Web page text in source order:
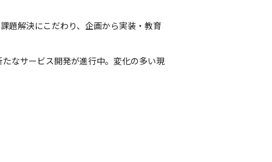
題解決にこだわり、企画から実装・教育
なサービス開発が進行中。変化の多い現